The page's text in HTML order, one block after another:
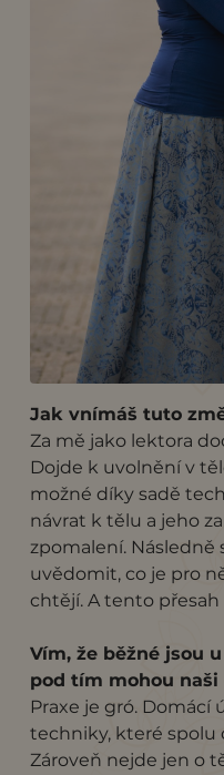
Jak vnímáš tuto
Za mě jako lektora
Dojde k uvolnění v
možné díky sadě
návrat k tělu a jeho
zpomalení. Následně
uvědomit, co je pro
chtějí. A tento
Vím, že běžné jsou
pod tím mohou
Praxe je gró.
techniky, které spolu
Zároveň nejde jen o